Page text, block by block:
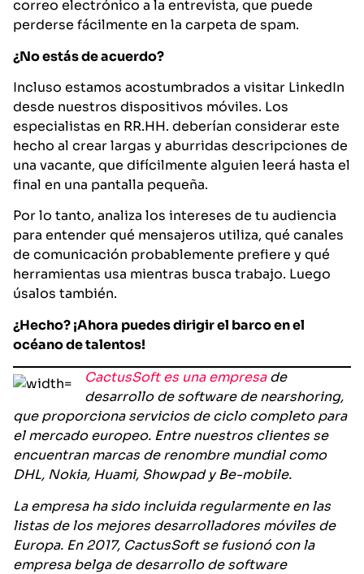
correo electrónico a la entrevista, que puede
perderse fácilmente en la carpeta de spam.
¿No estás de acuerdo?
Incluso estamos acostumbrados a visitar LinkedIn
desde nuestros dispositivos móviles. Los
especialistas en RR.HH. deberían considerar este
hecho al crear largas y aburridas descripciones de
una vacante, que difícilmente alguien leerá hasta el
final en una pantalla pequeña.
Por lo tanto, analiza los intereses de tu audiencia
para entender qué mensajeros utiliza, qué canales
de comunicación probablemente prefiere y qué
herramientas usa mientras busca trabajo. Luego
úsalos también.
¿Hecho? ¡Ahora puedes dirigir el barco en el
océano de talentos!
CactusSoft es una empresade
desarrollo de software de nearshoring,
que proporciona servicios de ciclo completo para
el mercado europeo. Entre nuestros clientes se
encuentran marcas de renombre mundial como
DHL, Nokia, Huami, Showpad y Be-mobile.
La empresa ha sido incluida regularmente en las
listas de los mejores desarrolladores móviles de
Europa. En 2017, CactusSoft se fusionó con la
empresa belga de desarrollo de software